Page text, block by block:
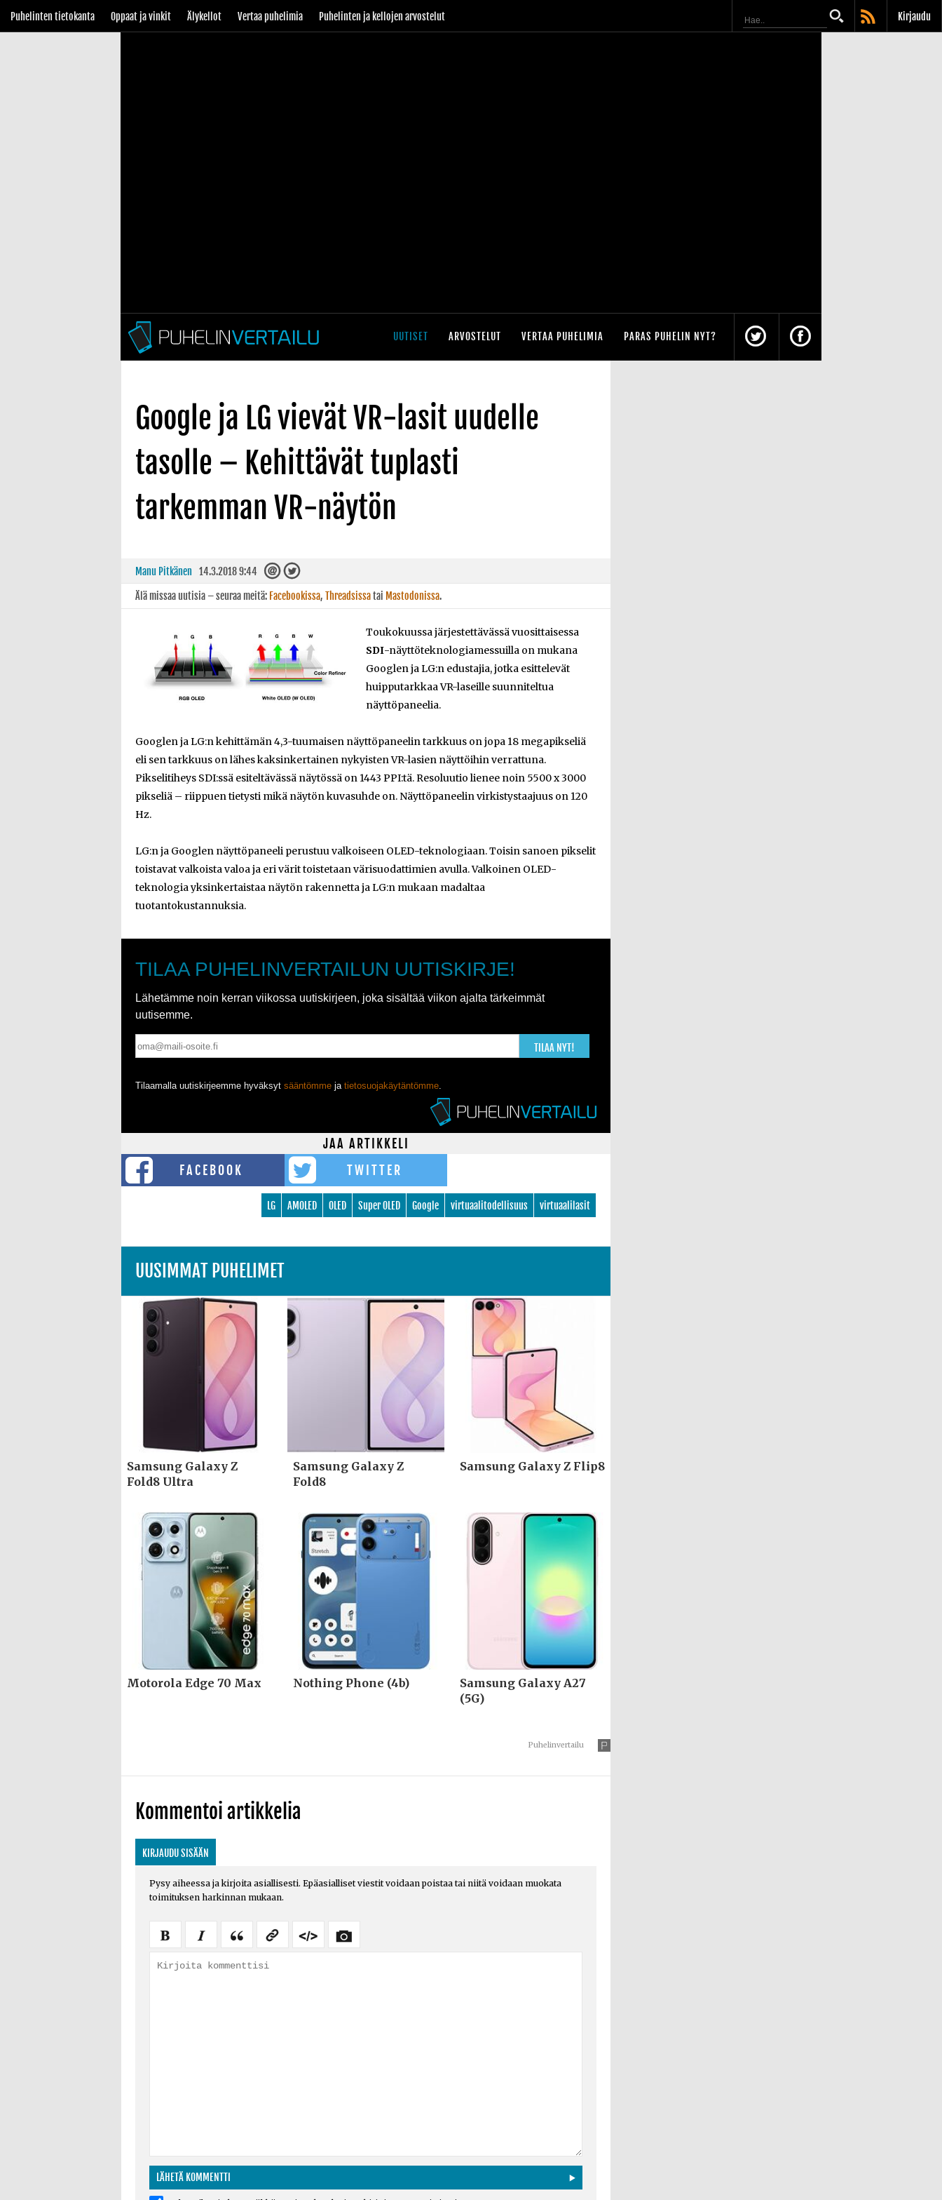
Puhelinten tietokanta Oppaat ja vinkit Älykellot Vertaa puhelimia Puhelinten ja kellojen arvostelut Kirjaudu
UUTISET ARVOSTELUT VERTAA PUHELIMIA PARAS PUHELIN NYT?
Google ja LG vievät VR-lasit uudelle
tasolle – Kehittävät tuplasti
tarkemman VR-näytön
Manu Pitkänen 14.3.2018 9:44
Älä missaa uutisia – seuraa meitä: Facebookissa, Threadsissatai Mastodonissa.
Toukokuussa järjestettävässä vuosittaisessa
SDI-näyttöteknologiamessuilla on mukana
Googlen ja LG:n edustajia, jotka esittelevät
huipputarkkaa VR-laseille suunniteltua
näyttöpaneelia.
Googlen ja LG:n kehittämän 4,3-tuumaisen näyttöpaneelin tarkkuus on jopa 18 megapikseliä
eli sen tarkkuus on lähes kaksinkertainen nykyisten VR-lasien näyttöihin verrattuna.
Pikselitiheys SDI:ssä esiteltävässä näytössä on 1443 PPI:tä. Resoluutio lienee noin 5500 x 3000
pikseliä – riippuen tietysti mikä näytön kuvasuhde on. Näyttöpaneelin virkistystaajuus on 120
Hz.
LG:n ja Googlen näyttöpaneeli perustuu valkoiseen OLED-teknologiaan. Toisin sanoen pikselit
toistavat valkoista valoa ja eri värit toistetaan värisuodattimien avulla. Valkoinen OLED-
teknologia yksinkertaistaa näytön rakennetta ja LG:n mukaan madaltaa
tuotantokustannuksia.
TILAA PUHELINVERTAILUN UUTISKIRJE!
Lähetämme noin kerran viikossa uutiskirjeen, joka sisältää viikon ajalta tärkeimmät
uutisemme.
TILAA NYT!
Tilaamalla uutiskirjeemme hyväksyt sääntömme ja tietosuojakäytäntömme.
JAA ARTIKKELI
FACEBOOK
TWITTER
virtuaalilasit
virtuaalitodellisuus
Google
Super OLED
OLED
AMOLED
LG
UUSIMMAT PUHELIMET
Samsung Galaxy Z
Fold8 Ultra
Samsung Galaxy Z
Fold8
Samsung Galaxy Z Flip8
Motorola Edge 70 Max Nothing Phone (4b)
Samsung Galaxy A27
(5G)
Puhelinvertailu
Kommentoi artikkelia
KIRJAUDU SISÄÄN
Pysy aiheessa ja kirjoita asiallisesti. Epäasialliset viestit voidaan poistaa tai niitä voidaan muokata
toimituksen harkinnan mukaan.